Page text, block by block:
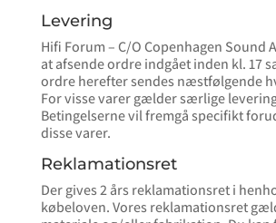
Levering
Hifi Forum – C/O Copenhagen Sound
at afsende ordre indgået inden kl. 17
ordre herefter sendes næstfølgende
For visse varer gælder særlige
Betingelserne vil fremgå specifikt
disse varer.
Reklamationsret
Der gives 2 års reklamationsret i
købeloven. Vores reklamationsret